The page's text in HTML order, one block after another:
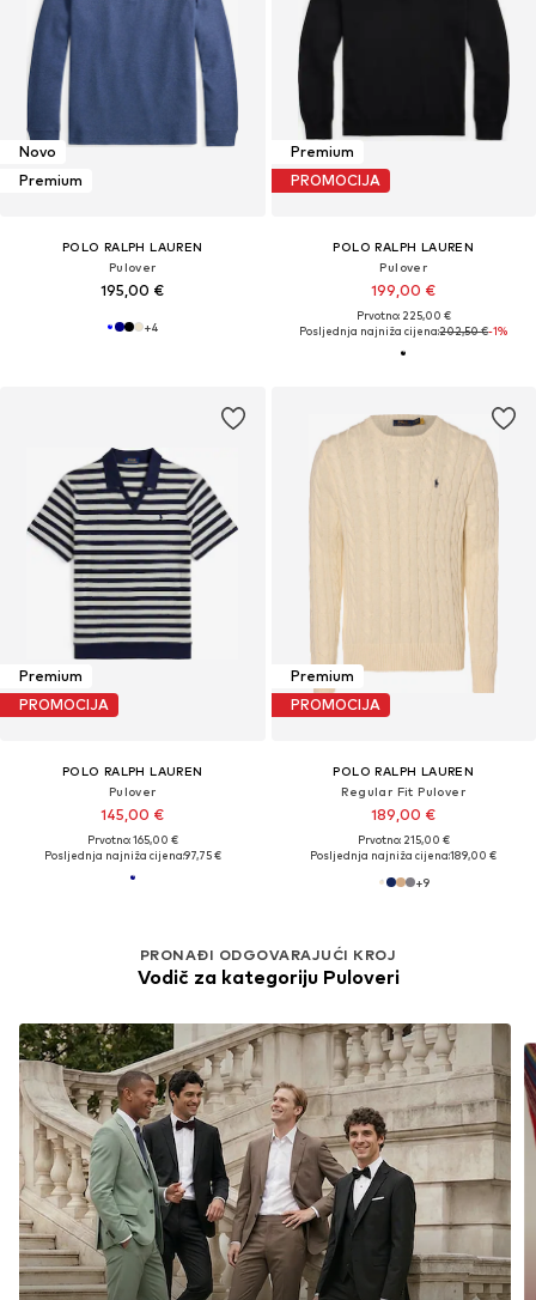
Novo
Premium
POLO RALPH LAUREN
Pulover
195,00 €
+4
Premium
PROMOCIJA
POLO RALPH LAUREN
Pulover
199,00 €
Prvotno: 225,00 €
Posljednja najniža cijena:202,50 €-1%
Premium
PROMOCIJA
POLO RALPH LAUREN
Pulover
145,00 €
Prvotno: 165,00 €
Posljednja najniža cijena:97,75 €
Premium
PROMOCIJA
POLO RALPH LAUREN
Regular Fit Pulover
189,00 €
Prvotno: 215,00 €
Posljednja najniža cijena:189,00 €
+9
PRONAĐI ODGOVARAJUĆI KROJ
Vodič za kategoriju Puloveri